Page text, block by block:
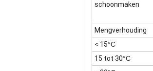
schoonmaken
Mengverhouding
< 15°C
15 tot 30°C